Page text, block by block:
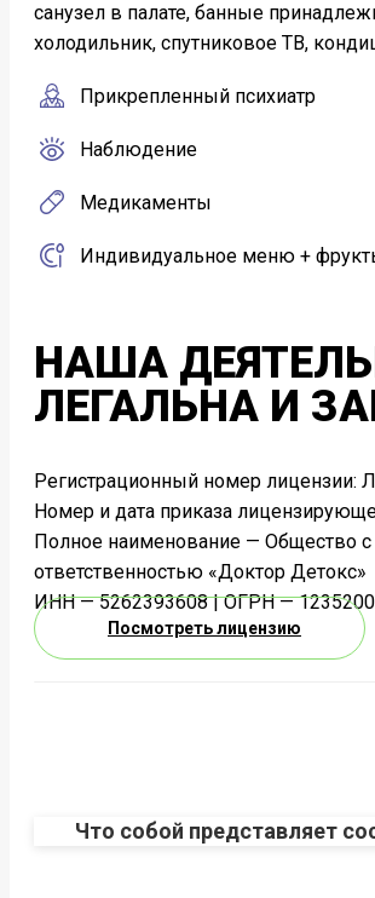
санузел в палате, банные
холодильник, спутниковое ТВ,
Прикрепленный психиатр
Наблюдение
Медикаменты
Индивидуальное меню +
НАША
ЛЕГАЛЬНА И
Регистрационный номер лицензии:
Номер и дата приказа
Полное наименование — Общество с
ответственностью «Доктор Детокс»
ИНН — 5262393608 | ОГРН —
Посмотреть лицензию
Что собой представляет